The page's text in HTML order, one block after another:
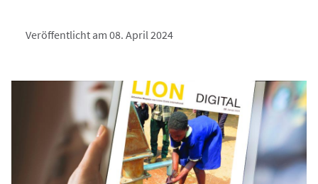
Veröffentlicht am 08. April 2024